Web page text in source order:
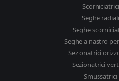
Seghe
Seghe
Seghe a nastro
Sezionatrici
Sezionatrici
Smussatrici